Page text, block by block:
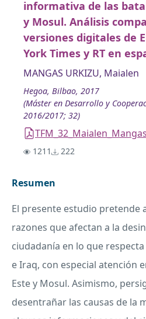
informativa de las
y Mosul. Análisis
versiones digitales de
York Times y RT en
MANGAS URKIZU, Maialen
Hegoa, Bilbao, 2017
(Máster en Desarrollo y
2016/2017; 32)
1211 222
Resumen
El presente estudio pretende
razones que afectan a la
ciudadanía en lo que
e Iraq, con especial atención
Este y Mosul. Asimismo,
desentrañar las causas de la